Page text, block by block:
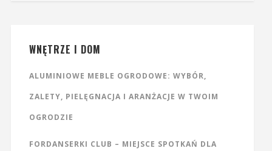
WNĘTRZE I DOM
ALUMINIOWE MEBLE OGRODOWE: WYBÓR,
ZALETY, PIELĘGNACJA I ARANŻACJE W TWOIM
OGRODZIE
FORDANSERKI CLUB – MIEJSCE SPOTKAŃ DLA